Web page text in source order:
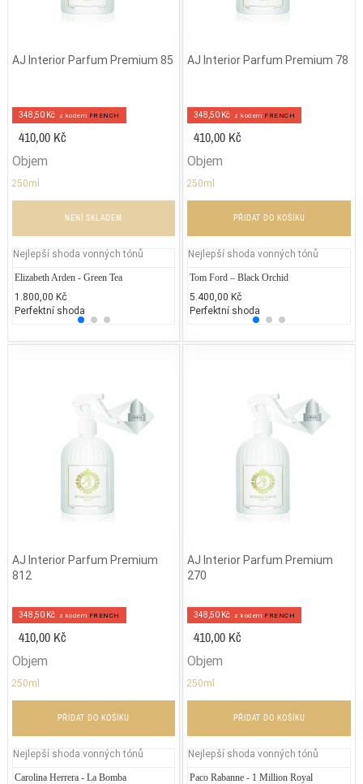
AJ Interior Parfum Premium 85
348,50 Kč z kodem FRENCH
410,00 Kč
Objem
250ml
NENÍ SKLADEM
Nejlepší shoda vonných tónů
Elizabeth Arden - Green Tea
1.800,00 Kč
Perfektní shoda
Davidoff - Cool Water Edt
1.500,00 Kč
25% běžných vonných tónů
AJ Interior Parfum Premium 78
348,50 Kč z kodem FRENCH
410,00 Kč
Objem
250ml
PŘIDAT DO KOŠÍKU
Nejlepší shoda vonných tónů
Tom Ford – Black Orchid
5.400,00 Kč
Perfektní shoda
AJ Interior Parfum Premium
812
348,50 Kč z kodem FRENCH
410,00 Kč
Objem
250ml
PŘIDAT DO KOŠÍKU
Nejlepší shoda vonných tónů
Carolina Herrera - La Bomba
AJ Interior Parfum Premium
270
348,50 Kč z kodem FRENCH
410,00 Kč
Objem
250ml
PŘIDAT DO KOŠÍKU
Nejlepší shoda vonných tónů
Paco Rabanne - 1 Million Royal